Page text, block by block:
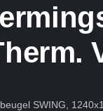
SWING,